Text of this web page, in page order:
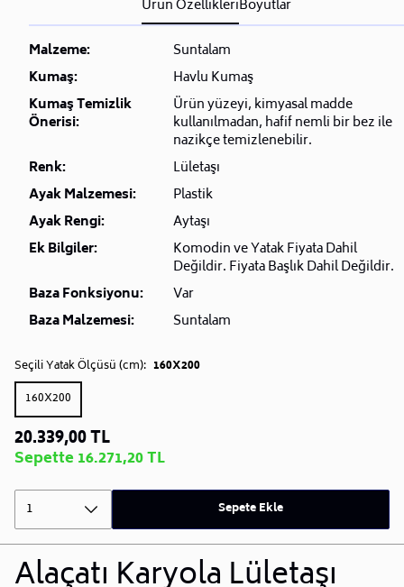
Ürün ÖzellikleriBoyutlar
Malzeme:
Suntalam
Kumaş:
Havlu Kumaş
Kumaş Temizlik
Önerisi:
Ürün yüzeyi, kimyasal madde
kullanılmadan, hafif nemli bir bez ile
nazikçe temizlenebilir.
Renk:
Lületaşı
Ayak Malzemesi:
Plastik
Ayak Rengi:
Aytaşı
Ek Bilgiler:
Komodin ve Yatak Fiyata Dahil
Değildir. Fiyata Başlık Dahil Değildir.
Baza Fonksiyonu:
Var
Baza Malzemesi:
Suntalam
Seçili Yatak Ölçüsü (cm): 160X200
160X200
20.339,00 TL
Sepette 16.271,20 TL
1 Sepete Ekle
Alaçatı Karyola Lületaşı